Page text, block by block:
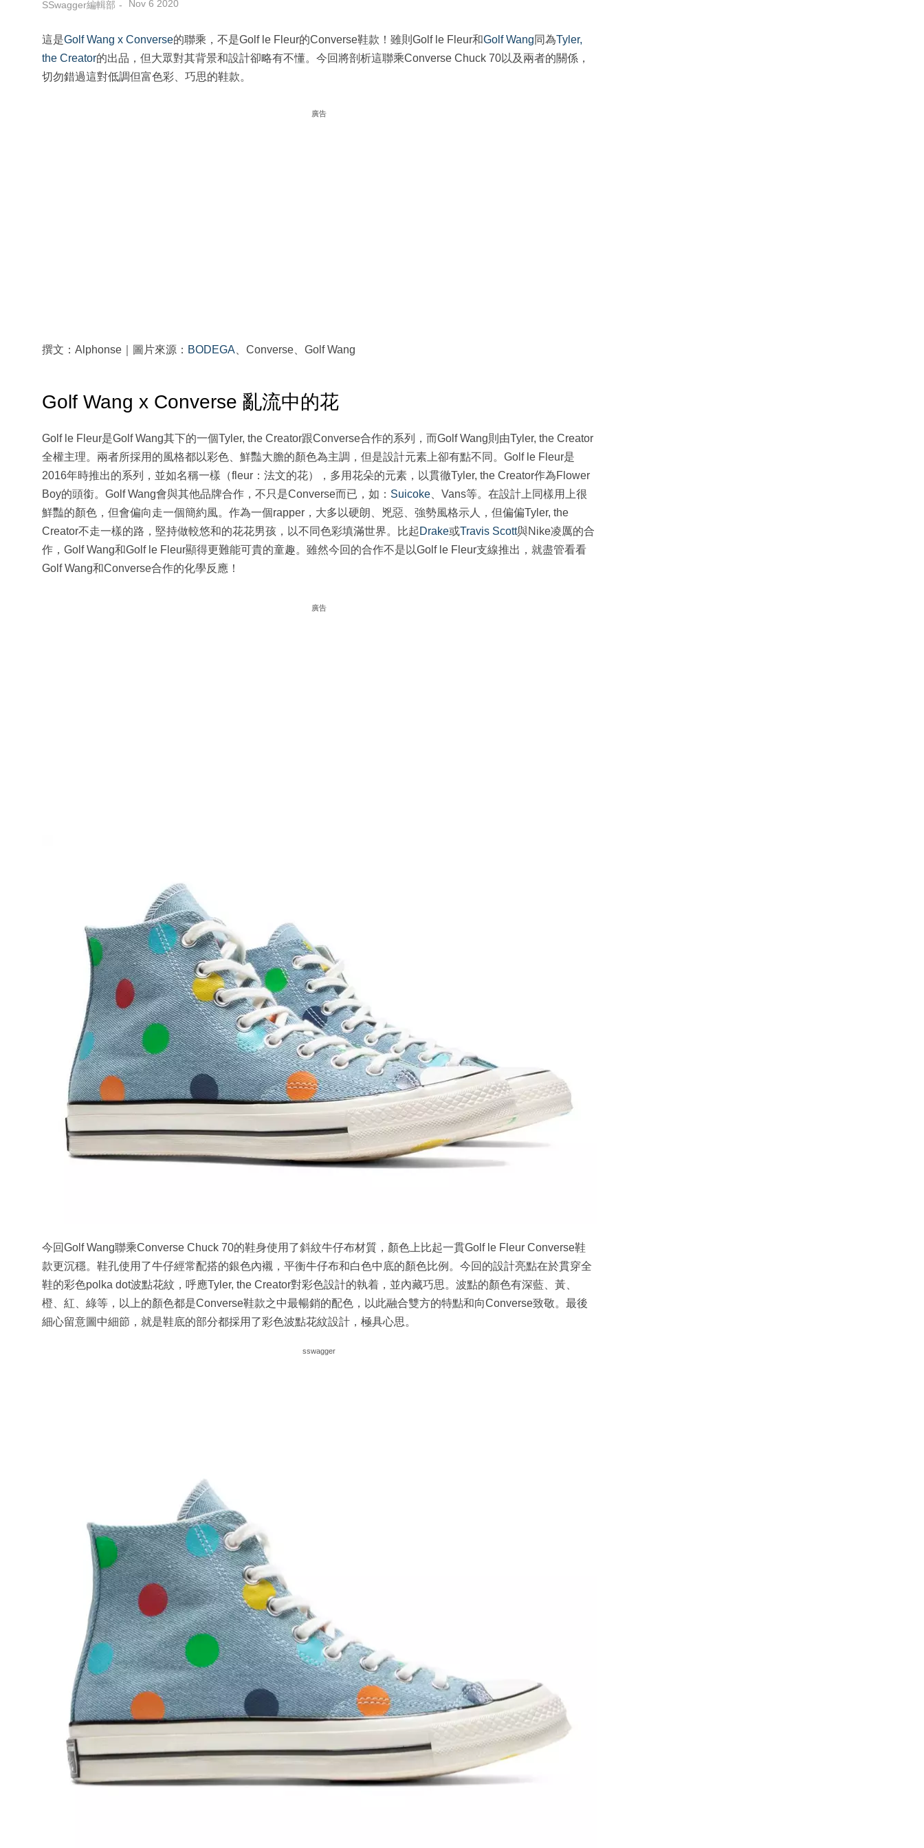
SSwagger編輯部 Nov 6 2020
這是Golf Wang x Converse的聯乘，不是Golf le Fleur的Converse鞋款！雖則Golf le Fleur和Golf Wang同為Tyler,
the Creator的出品，但大眾對其背景和設計卻略有不懂。今回將剖析這聯乘Converse Chuck 70以及兩者的關係，
切勿錯過這對低調但富色彩、巧思的鞋款。
廣告
撰文：Alphonse｜圖片來源： BODEGA 、Converse、Golf Wang
Golf Wang x Converse 亂流中的花
Golf le Fleur是Golf Wang其下的一個Tyler, the Creator跟Converse合作的系列，而Golf Wang則由Tyler, the Creator
全權主理。兩者所採用的風格都以彩色、鮮豔大膽的顏色為主調，但是設計元素上卻有點不同。Golf le Fleur是
2016年時推出的系列，並如名稱一樣（fleur：法文的花），多用花朵的元素，以貫徹Tyler, the Creator作為Flower
Boy的頭銜。Golf Wang會與其他品牌合作，不只是Converse而已，如： Suicoke 、Vans等。在設計上同樣用上很
鮮豔的顏色，但會偏向走一個簡約風。作為一個rapper，大多以硬朗、兇惡、強勢風格示人，但偏偏Tyler, the
Creator不走一樣的路，堅持做較悠和的花花男孩，以不同色彩填滿世界。比起Drake或Travis Scott與Nike凌厲的合
作，Golf Wang和Golf le Fleur顯得更難能可貴的童趣。雖然今回的合作不是以Golf le Fleur支線推出，就盡管看看
Golf Wang和Converse合作的化學反應！
廣告
今回Golf Wang聯乘Converse Chuck 70的鞋身使用了斜紋牛仔布材質，顏色上比起一貫Golf le Fleur Converse鞋
款更沉穩。鞋孔使用了牛仔經常配搭的銀色內襯，平衡牛仔布和白色中底的顏色比例。今回的設計亮點在於貫穿全
鞋的彩色polka dot波點花紋，呼應Tyler, the Creator對彩色設計的執着，並內藏巧思。波點的顏色有深藍、黃、
橙、紅、綠等，以上的顏色都是Converse鞋款之中最暢銷的配色，以此融合雙方的特點和向Converse致敬。最後
細心留意圖中細節，就是鞋底的部分都採用了彩色波點花紋設計，極具心思。
sswagger